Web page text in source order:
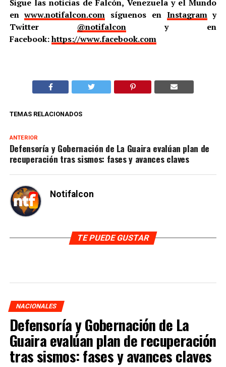
Sigue las noticias de Falcón, Venezuela y el Mundo
enwww.notifalcon.com síguenos en Instagramy
Twitter @notifalcony en
Facebook:https://www.facebook.com
TEMAS RELACIONADOS
ANTERIOR
Defensoría y Gobernación de La Guaira evalúan plan de
recuperación tras sismos: fases y avances claves
Notifalcon
TE PUEDE GUSTAR
NACIONALES
Defensoría y Gobernación de La
Guaira evalúan plan de recuperación
tras sismos: fases y avances claves